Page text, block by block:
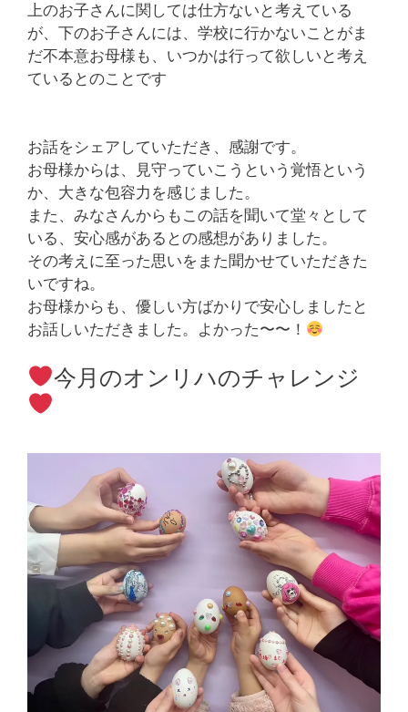
上のお子さんに関しては仕方ないと考えている
が、下のお子さんには、学校に行かないことがま
だ不本意お母様も、いつかは行って欲しいと考え
ているとのことです
お話をシェアしていただき、感謝です。
お母様からは、見守っていこうという覚悟という
か、大きな包容力を感じました。
また、みなさんからもこの話を聞いて堂々として
いる、安心感があるとの感想がありました。
その考えに至った思いをまた聞かせていただきた
いですね。
お母様からも、優しい方ばかりで安心しましたと
お話しいただきました。よかった〜〜！
今月のオンリハのチャレンジ